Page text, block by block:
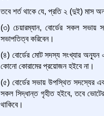
তবে শর্ত থাকে যে, প্রতি ২ (দুই) মাস
(৩) চেয়ারম্যান, বোর্ডের সকল সভায়
সভাপতিত্ব করিবেন।
(৪) বোর্ডের মোট সদস্য সংখ্যার অন্যূন
কোনো কোরামের প্রয়োজন হইবে না।
(৫) বোর্ডের সভায় উপস্থিত সদস্যের
সকল সিদ্ধান্ত গৃহীত হইবে, তবে ভোটের
থাকিবে।